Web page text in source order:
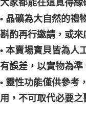
大家都能在這覓得緣
• 晶礦為大自然的禮
斟酌再行邀請，或
• 本賣場寶貝皆為人
有誤差，以實物為準
• 靈性功能僅供參考
用，不可取代必要之